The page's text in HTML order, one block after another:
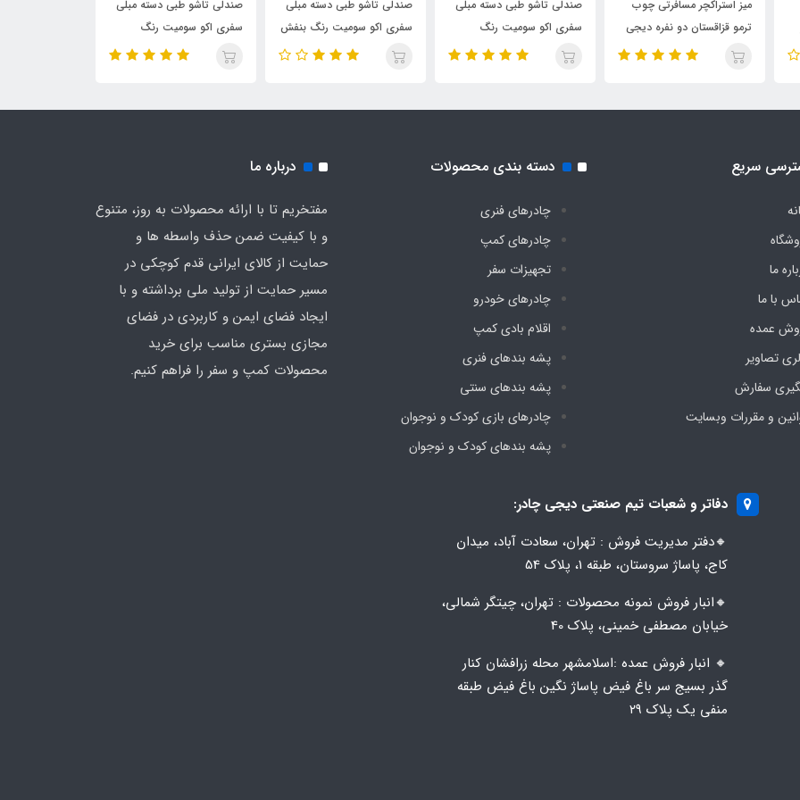
صندلی تاشو طبی دسته مبلی
سفری اکو سومیت رنگ
زرشکی
صندلی تاشو طبی دسته مبلی
سفری اکو سومیت رنگ بنفش
تیره
صندلی تاشو طبی دسته مبلی
سفری اکو سومیت رنگ
گردویی
میز تاشو کمپ لوله ای
مسافرتی استراکچر اکو سورمه
ای
سریع
ما
با ما
عمده
تصاویر
سفارش
و مقررات وبسایت
دسته بندی محصولات
چادرهای فنری
چادرهای کمپ
تجهیزات سفر
چادرهای خودرو
اقلام بادی کمپ
پشه‌ بندهای فنری
پشه‌ بندهای سنتی
چادرهای بازی کودک و نوجوان
پشه‌ بندهای کودک و نوجوان
درباره ما
مفتخریم تا با ارائه محصولات به روز، متنوع
و با کیفیت ضمن حذف واسطه ها و
حمایت از کالای ایرانی قدم کوچکی در
مسیر حمایت از تولید ملی برداشته و با
ایجاد فضای ایمن و کاربردی در فضای
مجازی بستری مناسب برای خرید
محصولات کمپ و سفر را فراهم کنیم.
دفاتر و شعبات تیم صنعتی دیجی چادر:
🔸️​​دفتر مدیریت فروش : تهران، سعادت آباد، میدان
کاج، پاساژ سروستان، طبقه 1، پلاک 54
🔸️​​انبار فروش نمونه محصولات : تهران، چیتگر شمالی،
خیابان مصطفی خمینی، پلاک 40
🔸️ انبار فروش عمده :اسلامشهر محله زرافشان کنار
گذر بسیج سر باغ فیض پاساژ نگین باغ فیض طبقه
منفی یک پلاک ۲۹